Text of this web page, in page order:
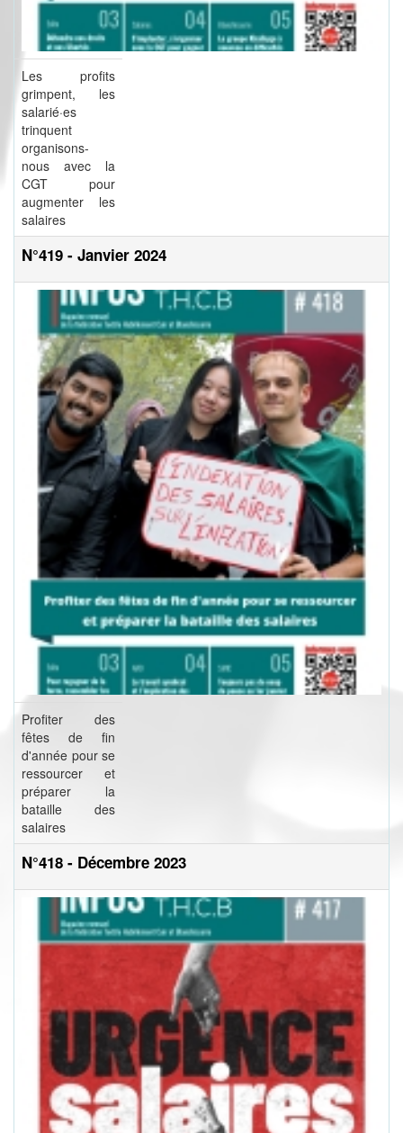
Les profits
grimpent, les
salarié·es
trinquent
organisons-
nous avec la
CGT pour
augmenter les
salaires
N°419 - Janvier 2024
Profiter des
fêtes de fin
d'année pour se
ressourcer et
préparer la
bataille des
salaires
N°418 - Décembre 2023